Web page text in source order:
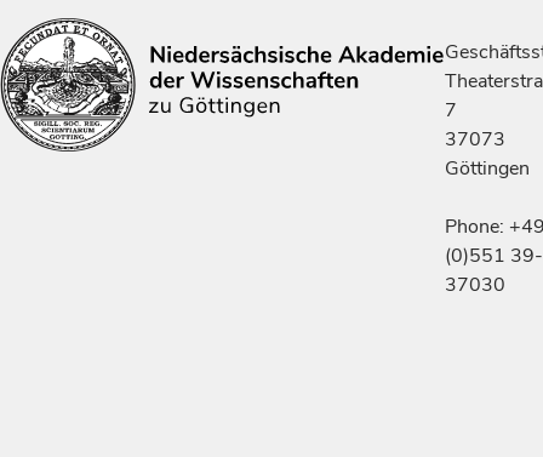
7
37073
Göttingen
Phone:
(0)551 39-
37030